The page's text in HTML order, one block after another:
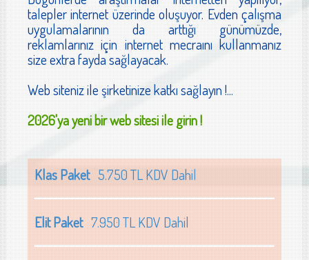
talepler internet üzerinde oluşuyor. Evden çalışma
uygulamalarının da arttığı günümüzde,
reklamlarınız için internet mecraını kullanmanız
size extra fayda sağlayacak.
Web siteniz ile şirketinize katkı sağlayın !...
2026'ya yeni bir web sitesi ile girin !
Klas Paket5.750 TL KDV Dahil
Elit Paket7.950 TL KDV Dahil